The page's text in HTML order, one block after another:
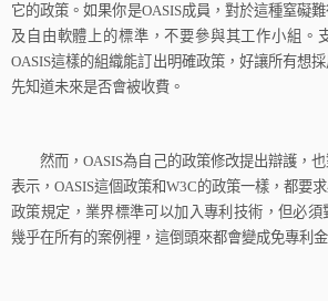
它的政策。如果你是OASIS成員，對於這種窒礙
及自由軟體上的標準，不要參與其工作小組。
OASIS這樣的組織能訂出明確政策，好讓所有想
先知道未來是否會被收費。
然而，OASIS為自己的政策修改提出辯護，
表示， OASIS這個政策和W3C的政策一樣，都要
政策規定，業界標準可以加入專利技術，但必須
幾乎在所有的案例裡，這倒頭來都會變成免專利金